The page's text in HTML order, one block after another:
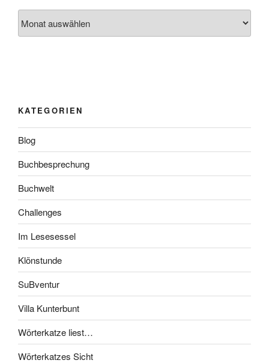
KATEGORIEN
Blog
Buchbesprechung
Buchwelt
Challenges
Im Lesesessel
Klönstunde
SuBventur
Villa Kunterbunt
Wörterkatze liest…
Wörterkatzes Sicht